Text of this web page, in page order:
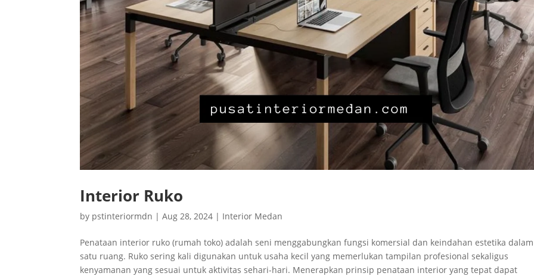
Interior Ruko
by pstinteriormdn |Aug 28, 2024 | Interior Medan
Penataan interior ruko (rumah toko) adalah seni menggabungkan fungsi komersial dan keindahan estetika dalam
satu ruang. Ruko sering kali digunakan untuk usaha kecil yang memerlukan tampilan profesional sekaligus
kenyamanan yang sesuai untuk aktivitas sehari-hari. Menerapkan prinsip penataan interior yang tepat dapat